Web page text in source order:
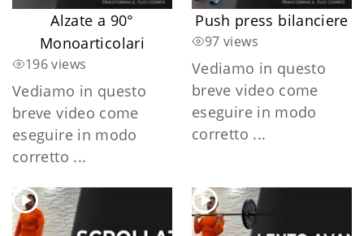
Alzate a 90°
Monoarticolari
196 views
Vediamo in questo
breve video come
eseguire in modo
corretto ...
Push press bilanciere
97 views
Vediamo in questo
breve video come
eseguire in modo
corretto ...